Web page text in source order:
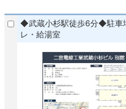
◆武蔵小杉駅徒歩6分◆駐車
レ・給湯室